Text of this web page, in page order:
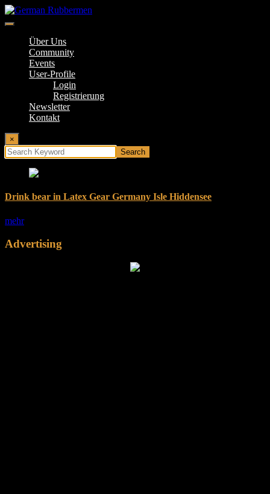
Springe
zum
German Rubbermen
Über Uns
Community
Events
User-Profile
Login
Registrierung
Newsletter
Kontakt
×
Drink bear in Latex Gear Germany Isle Hiddensee
mehr
Advertising